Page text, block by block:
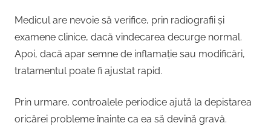
Medicul are nevoie să verifice, prin radiografii și
examene clinice, dacă vindecarea decurge normal.
Apoi, dacă apar semne de inflamație sau modificări,
tratamentul poate fi ajustat rapid.
Prin urmare, controalele periodice ajută la depistarea
oricărei probleme înainte ca ea să devină gravă.